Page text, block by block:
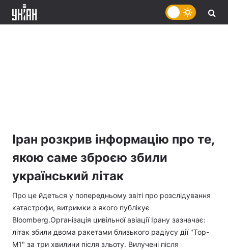
Іран розкрив інформацію про те,
якою саме зброєю збили
український літак
Про це йдеться у попередньому звіті про розслідування
катастрофи, витримки з якого публікує
Bloomberg.Організація цивільної авіації Ірану зазначає:
літак збили двома ракетами близького радіусу дії "Тор-
М1" за три хвилини після зльоту. Вилучені після